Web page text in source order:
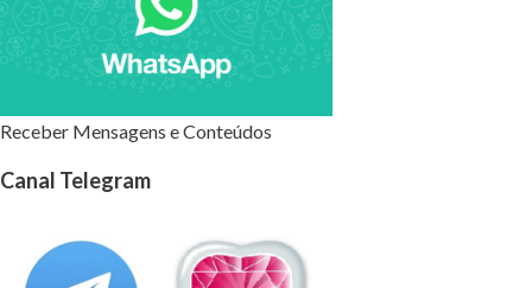
Receber Mensagens e Conteúdos
Canal Telegram